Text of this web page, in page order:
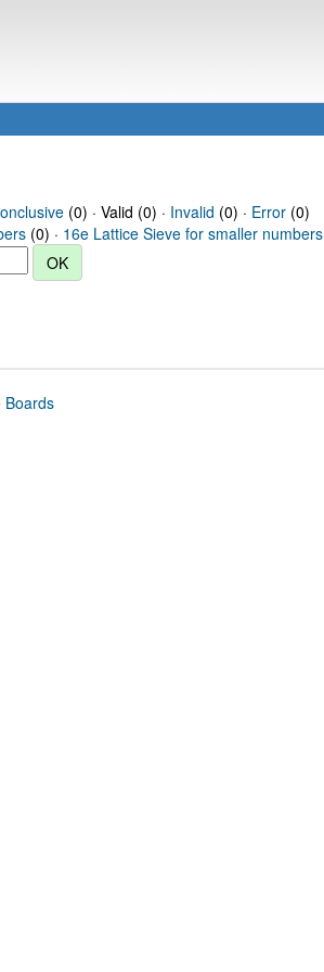
(0) · Valid (0) · Invalid (0) · Error(0)
(0) · 16e Lattice Sieve for smaller numbers
Boards